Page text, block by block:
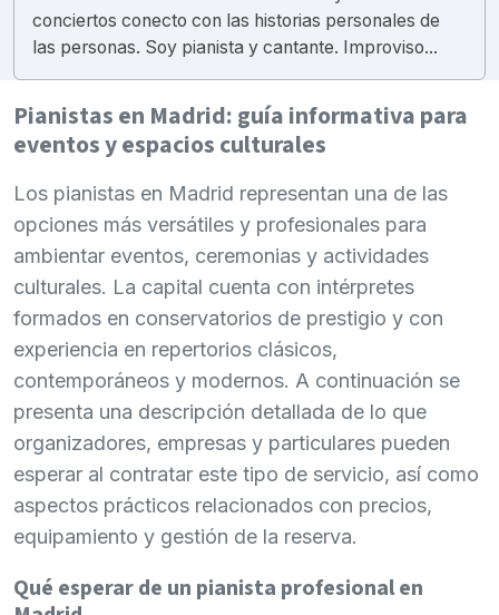
conciertos conecto con las historias personales de
las personas. Soy pianista y cantante. Improviso...
Pianistas en Madrid: guía informativa para
eventos y espacios culturales
Los pianistas en Madrid representan una de las
opciones más versátiles y profesionales para
ambientar eventos, ceremonias y actividades
culturales. La capital cuenta con intérpretes
formados en conservatorios de prestigio y con
experiencia en repertorios clásicos,
contemporáneos y modernos. A continuación se
presenta una descripción detallada de lo que
organizadores, empresas y particulares pueden
esperar al contratar este tipo de servicio, así como
aspectos prácticos relacionados con precios,
equipamiento y gestión de la reserva.
Qué esperar de un pianista profesional en